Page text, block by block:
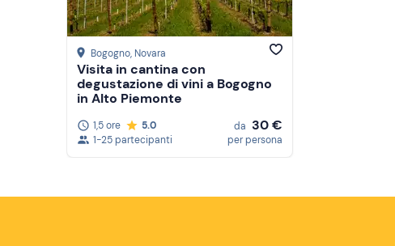
Bogogno, Novara
Visita in cantina con
degustazione di vini a Bogogno
in Alto Piemonte
1,5 ore
5.0
1-25 partecipanti
da 30 €
per persona